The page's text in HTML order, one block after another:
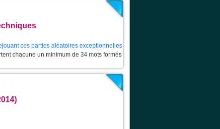
ces parties aléatoires exceptionnelles
chacune un minimum de 34 mots formés